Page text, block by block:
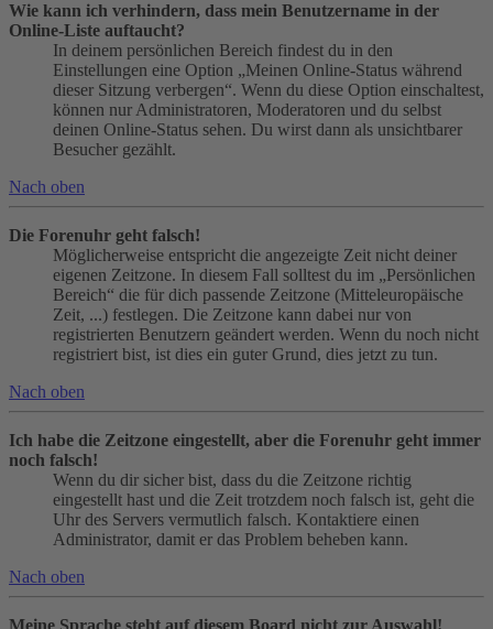
Wie kann ich verhindern, dass mein Benutzername in der
Online-Liste auftaucht?
In deinem persönlichen Bereich findest du in den
Einstellungen eine Option „Meinen Online-Status während
dieser Sitzung verbergen“. Wenn du diese Option einschaltest,
können nur Administratoren, Moderatoren und du selbst
deinen Online-Status sehen. Du wirst dann als unsichtbarer
Besucher gezählt.
Nach oben
Die Forenuhr geht falsch!
Möglicherweise entspricht die angezeigte Zeit nicht deiner
eigenen Zeitzone. In diesem Fall solltest du im „Persönlichen
Bereich“ die für dich passende Zeitzone (Mitteleuropäische
Zeit, ...) festlegen. Die Zeitzone kann dabei nur von
registrierten Benutzern geändert werden. Wenn du noch nicht
registriert bist, ist dies ein guter Grund, dies jetzt zu tun.
Nach oben
Ich habe die Zeitzone eingestellt, aber die Forenuhr geht immer
noch falsch!
Wenn du dir sicher bist, dass du die Zeitzone richtig
eingestellt hast und die Zeit trotzdem noch falsch ist, geht die
Uhr des Servers vermutlich falsch. Kontaktiere einen
Administrator, damit er das Problem beheben kann.
Nach oben
Meine Sprache steht auf diesem Board nicht zur Auswahl!